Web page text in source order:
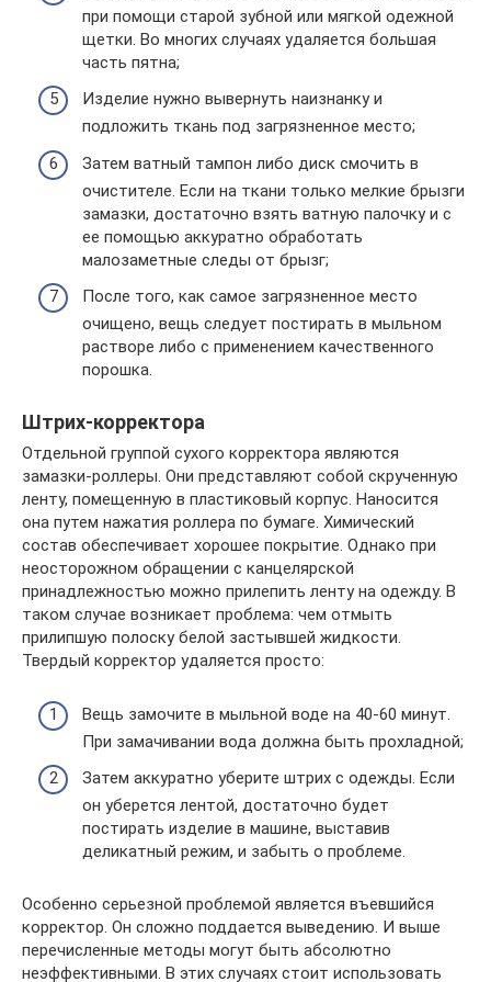
при помощи старой зубной или мягкой одежной
щетки. Во многих случаях удаляется большая
часть пятна;
Изделие нужно вывернуть наизнанку и
подложить ткань под загрязненное место;
Затем ватный тампон либо диск смочить в
очистителе. Если на ткани только мелкие брызги
замазки, достаточно взять ватную палочку и с
ее помощью аккуратно обработать
малозаметные следы от брызг;
После того, как самое загрязненное место
очищено, вещь следует постирать в мыльном
растворе либо с применением качественного
порошка.
Штрих-корректора
Отдельной группой сухого корректора являются
замазки-роллеры. Они представляют собой скрученную
ленту, помещенную в пластиковый корпус. Наносится
она путем нажатия роллера по бумаге. Химический
состав обеспечивает хорошее покрытие. Однако при
неосторожном обращении с канцелярской
принадлежностью можно прилепить ленту на одежду. В
таком случае возникает проблема: чем отмыть
прилипшую полоску белой застывшей жидкости.
Твердый корректор удаляется просто:
Вещь замочите в мыльной воде на 40-60 минут.
При замачивании вода должна быть прохладной;
Затем аккуратно уберите штрих с одежды. Если
он уберется лентой, достаточно будет
постирать изделие в машине, выставив
деликатный режим, и забыть о проблеме.
Особенно серьезной проблемой является въевшийся
корректор. Он сложно поддается выведению. И выше
перечисленные методы могут быть абсолютно
неэффективными. В этих случаях стоит использовать